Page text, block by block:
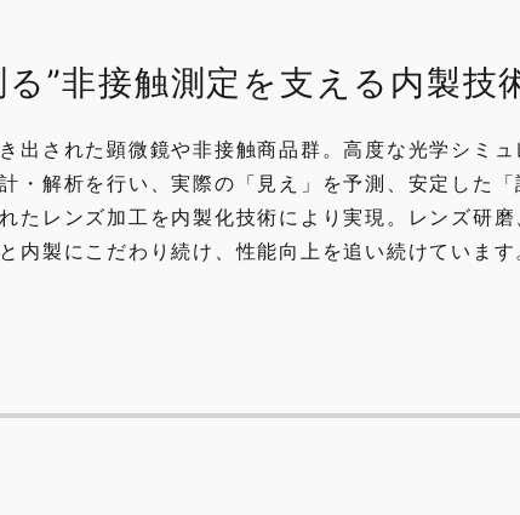
る”非接触測定を支える内製技
出された顕微鏡や非接触商品群。高度な光学シミュ
・解析を行い、実際の「見え」を予測、安定した「
たレンズ加工を内製化技術により実現。レンズ研磨
内製にこだわり続け、性能向上を追い続けています